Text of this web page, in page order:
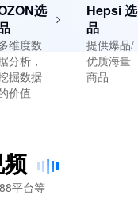
选
维度数
分析，
掘数据
价值
Hepsi 选
品
提供爆品/
优质海量
商品
平台等